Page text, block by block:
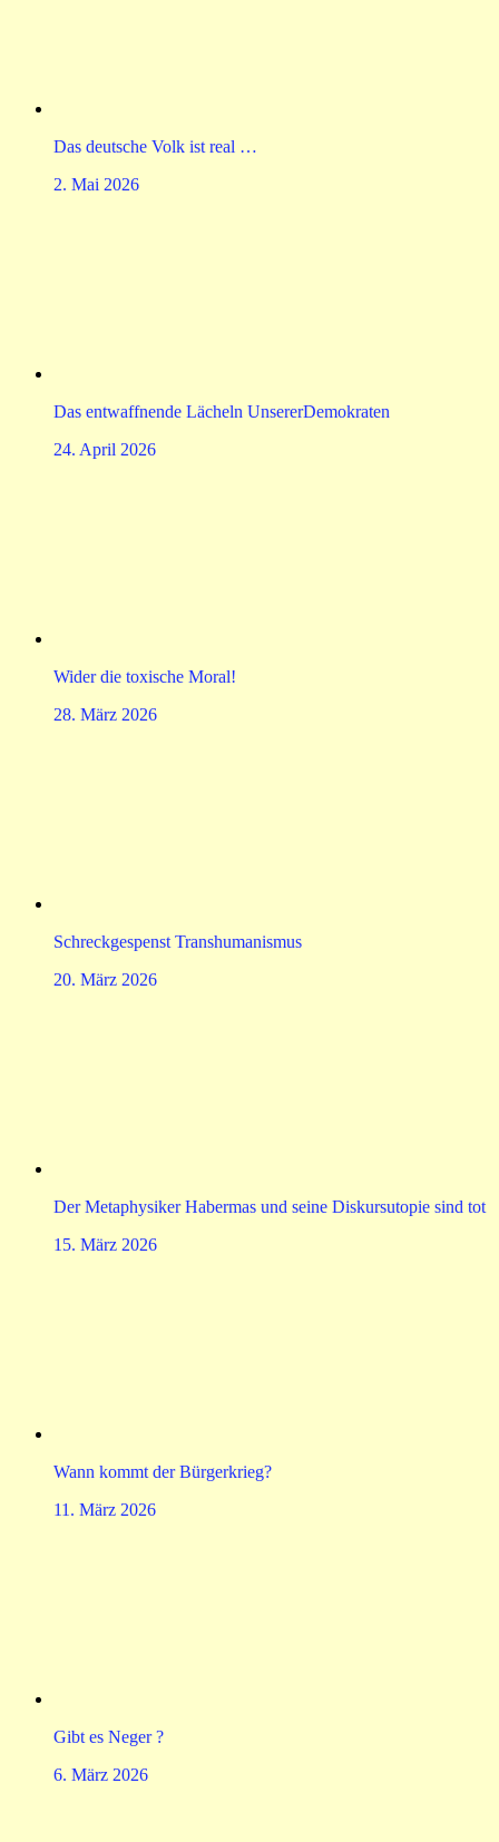
Das deutsche Volk ist real …
2. Mai 2026
Das entwaffnende Lächeln UnsererDemokraten
24. April 2026
Wider die toxische Moral!
28. März 2026
Schreckgespenst Transhumanismus
20. März 2026
Der Metaphysiker Habermas und seine Diskursutopie sind tot
15. März 2026
Wann kommt der Bürgerkrieg?
11. März 2026
Gibt es Neger ?
6. März 2026